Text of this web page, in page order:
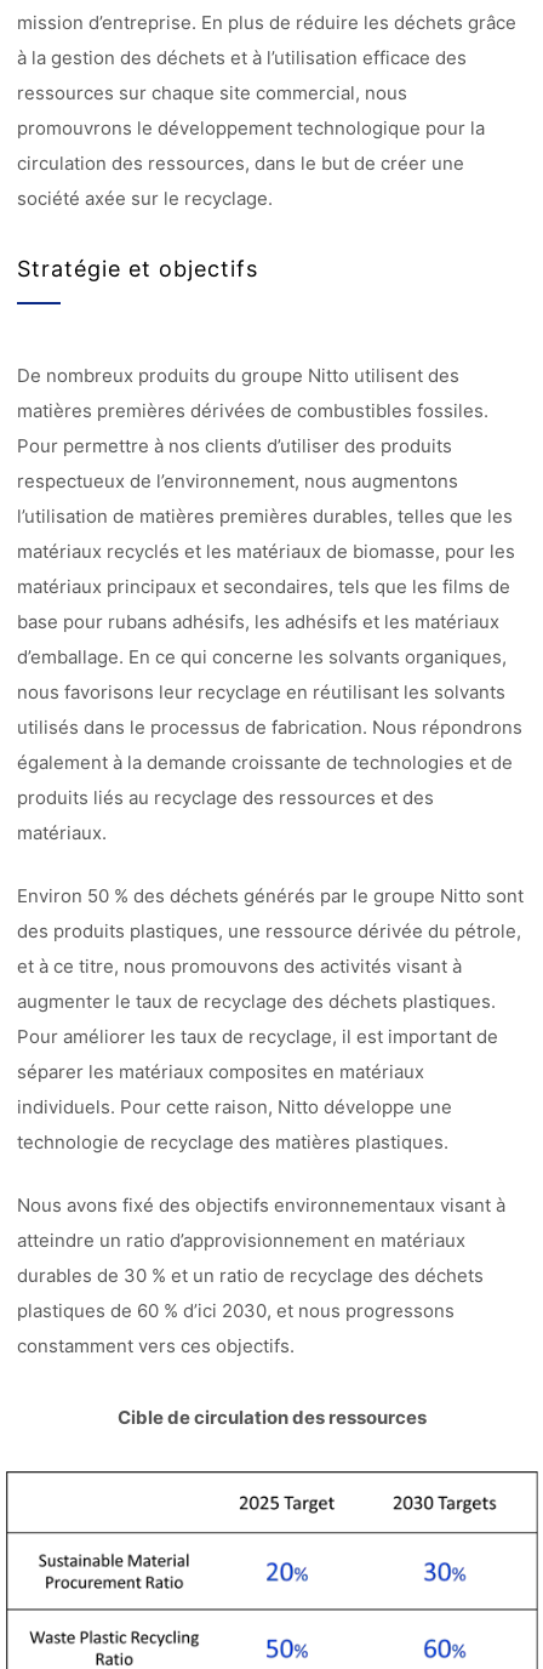
mission d’entreprise. En plus de réduire les déchets grâce
à la gestion des déchets et à l’utilisation efficace des
ressources sur chaque site commercial, nous
promouvrons le développement technologique pour la
circulation des ressources, dans le but de créer une
société axée sur le recyclage.
Stratégie et objectifs
De nombreux produits du groupe Nitto utilisent des
matières premières dérivées de combustibles fossiles.
Pour permettre à nos clients d’utiliser des produits
respectueux de l’environnement, nous augmentons
l’utilisation de matières premières durables, telles que les
matériaux recyclés et les matériaux de biomasse, pour les
matériaux principaux et secondaires, tels que les films de
base pour rubans adhésifs, les adhésifs et les matériaux
d’emballage. En ce qui concerne les solvants organiques,
nous favorisons leur recyclage en réutilisant les solvants
utilisés dans le processus de fabrication. Nous répondrons
également à la demande croissante de technologies et de
produits liés au recyclage des ressources et des
matériaux.
Environ 50 % des déchets générés par le groupe Nitto sont
des produits plastiques, une ressource dérivée du pétrole,
et à ce titre, nous promouvons des activités visant à
augmenter le taux de recyclage des déchets plastiques.
Pour améliorer les taux de recyclage, il est important de
séparer les matériaux composites en matériaux
individuels. Pour cette raison, Nitto développe une
technologie de recyclage des matières plastiques.
Nous avons fixé des objectifs environnementaux visant à
atteindre un ratio d’approvisionnement en matériaux
durables de 30 % et un ratio de recyclage des déchets
plastiques de 60 % d’ici 2030, et nous progressons
constamment vers ces objectifs.
Cible de circulation des ressources